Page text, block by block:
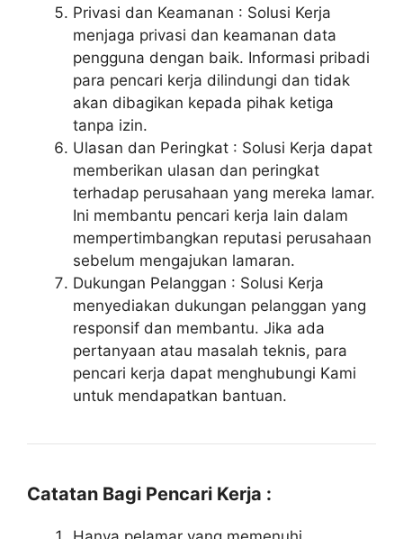
Privasi dan Keamanan : Solusi Kerja
menjaga privasi dan keamanan data
pengguna dengan baik. Informasi pribadi
para pencari kerja dilindungi dan tidak
akan dibagikan kepada pihak ketiga
tanpa izin.
Ulasan dan Peringkat : Solusi Kerja dapat
memberikan ulasan dan peringkat
terhadap perusahaan yang mereka lamar.
Ini membantu pencari kerja lain dalam
mempertimbangkan reputasi perusahaan
sebelum mengajukan lamaran.
Dukungan Pelanggan : Solusi Kerja
menyediakan dukungan pelanggan yang
responsif dan membantu. Jika ada
pertanyaan atau masalah teknis, para
pencari kerja dapat menghubungi Kami
untuk mendapatkan bantuan.
Catatan Bagi Pencari Kerja :